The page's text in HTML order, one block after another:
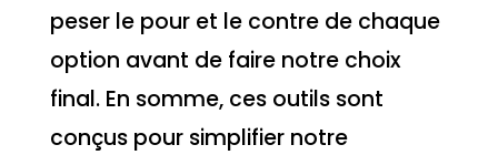
peser le pour et le contre de chaque
option avant de faire notre choix
final. En somme, ces outils sont
conçus pour simplifier notre